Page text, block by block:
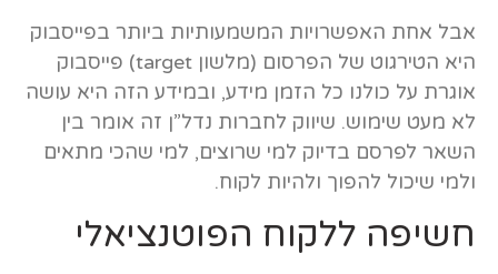
אבל אחת האפשרויות המשמעותיות ביותר בפייסבוק
היא הטירגוט של הפרסום (מלשון target) פייסבוק
אוגרת על כולנו כל הזמן מידע, ובמידע הזה היא עושה
לא מעט שימוש. שיווק לחברות נדל”ן זה אומר בין
השאר לפרסם בדיוק למי שרוצים, למי שהכי מתאים
ולמי שיכול להפוך ולהיות לקוח.
חשיפה ללקוח הפוטנציאלי